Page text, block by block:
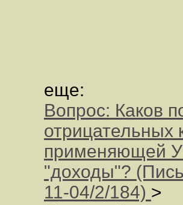
еще:
Вопрос: Каков
отрицательных
применяющей
"доходы"?
11-04/2/184) >